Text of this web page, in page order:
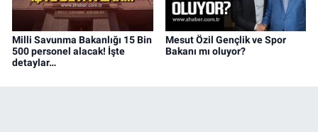
Milli Savunma Bakanlığı 15 Bin
500 personel alacak! İşte
detaylar…
Mesut Özil Gençlik ve Spor
Bakanı mı oluyor?